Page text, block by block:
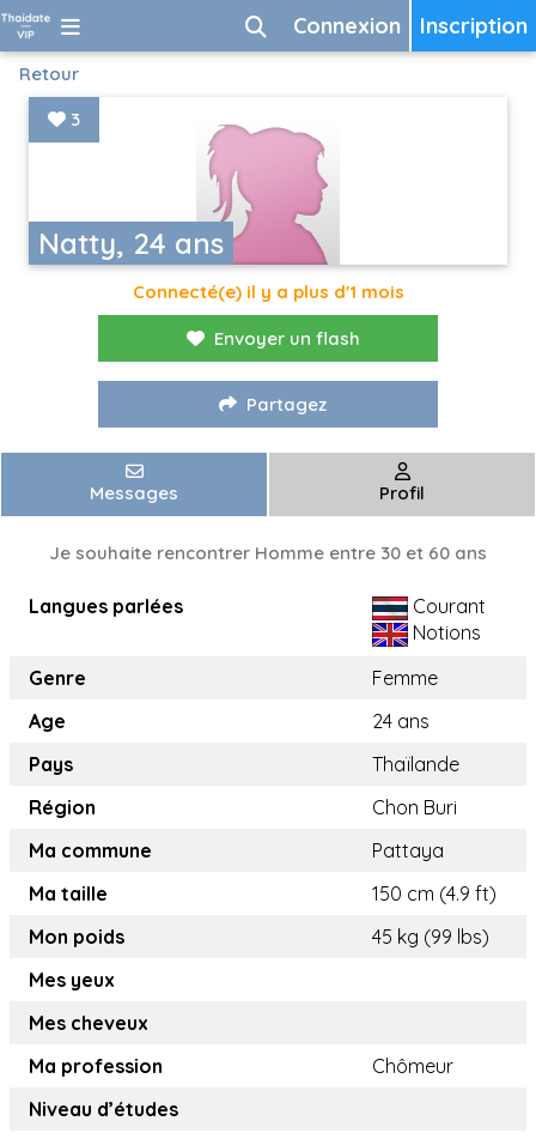
Inscription
Connexion
Retour
Natty, 24 ans
3
Connecté(e) il y a plus d'1 mois
Envoyer un flash
Partagez
Messages Profil
Je souhaite rencontrer Homme entre 30 et 60 ans
Langues parlées
Courant
Notions
Genre
Femme
Age
24 ans
Pays
Thaïlande
Région
Chon Buri
Ma commune
Pattaya
Ma taille
150 cm (4.9 ft)
Mon poids
45 kg (99 lbs)
Mes yeux
Mes cheveux
Ma profession
Chômeur
Niveau d’études